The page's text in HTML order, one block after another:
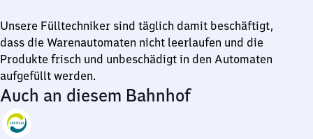
Unsere Fülltechniker sind täglich damit beschäftigt,
dass die Warenautomaten nicht leerlaufen und die
Produkte frisch und unbeschädigt in den Automaten
aufgefüllt werden.
Auch an diesem Bahnhof